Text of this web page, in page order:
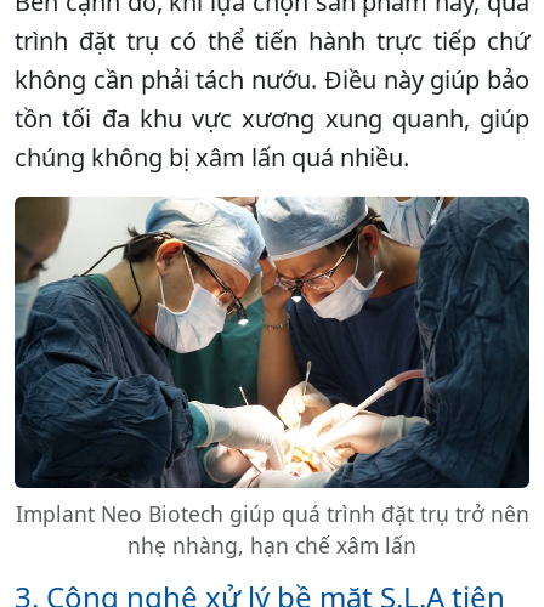
trình đặt trụ có thể tiến hành trực tiếp chứ
không cần phải tách nướu. Điều này giúp bảo
tồn tối đa khu vực xương xung quanh, giúp
chúng không bị xâm lấn quá nhiều.
Implant Neo Biotech giúp quá trình đặt trụ trở nên
nhẹ nhàng, hạn chế xâm lấn
3. Công nghệ xử lý bề mặt S.L.A tiên